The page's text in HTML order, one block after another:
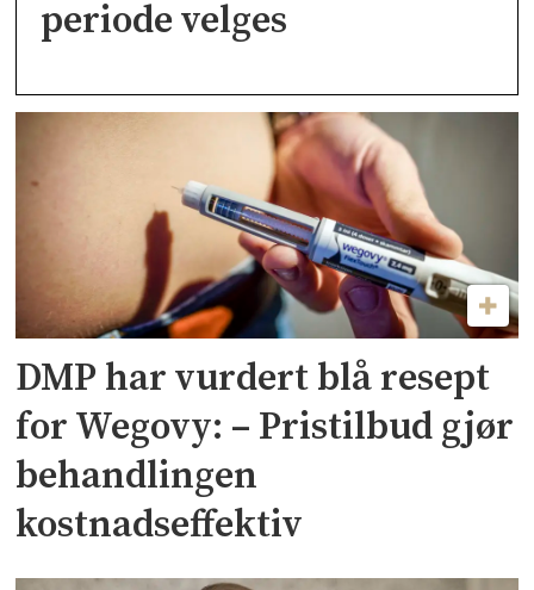
periode velges
DMP har vurdert blå resept
for Wegovy: – Pristilbud gjør
behandlingen
kostnadseffektiv